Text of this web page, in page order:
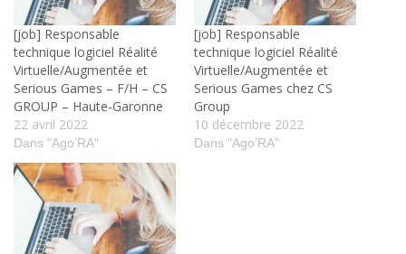
[job] Responsable
technique logiciel Réalité
Virtuelle/Augmentée et
Serious Games – F/H – CS
GROUP – Haute-Garonne
22 avril 2022
Dans "Ago’RA"
[job] Responsable
technique logiciel Réalité
Virtuelle/Augmentée et
Serious Games chez CS
Group
10 décembre 2022
Dans "Ago’RA"